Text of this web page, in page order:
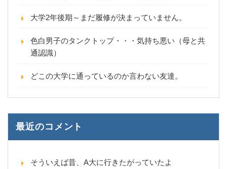
大学2年後期～まだ履修が決まっていません。
色白男子のタンクトップ・・・気持ち悪い（母と共
通認識）
どこの大学に通っているのか言わない友達。
最近のコメント
そういえば昔、A大に行きたがっていたよ